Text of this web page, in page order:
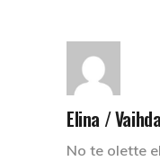
Elina /
No te olette